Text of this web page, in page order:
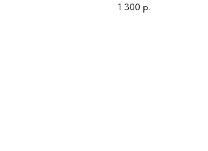
1 300 р.